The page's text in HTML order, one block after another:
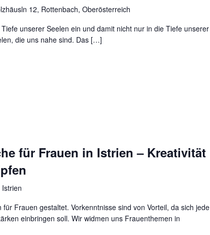
12, Rottenbach, Oberösterreich
unserer Seelen ein und damit nicht nur in die Tiefe unserer
die uns nahe sind. Das […]
für Frauen in Istrien – Kreativität
Frauen gestaltet. Vorkenntnisse sind von Vorteil, da sich jede
einbringen soll. Wir widmen uns Frauenthemen in